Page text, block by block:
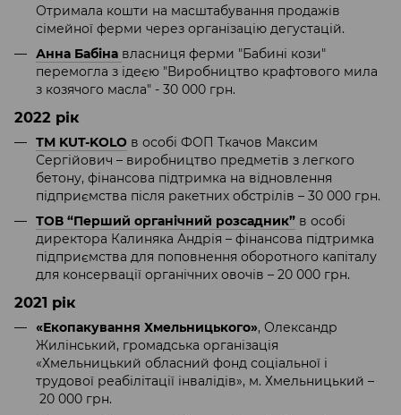
Отримала кошти на масштабування продажів
сімейної ферми через організацію дегустацій.
Анна Бабіна власниця ферми "Бабині кози"
перемогла з ідеєю "Виробництво крафтового мила
з козячого масла" - 30 000 грн.
2022 рік
ТМ KUT-KOLO в особі ФОП Ткачов Максим
Сергійович – виробництво предметів з легкого
бетону, фінансова підтримка на відновлення
підприємства після ракетних обстрілів – 30 000 грн.
ТОВ “Перший органічний розсадник” в особі
директора Калиняка Андрія – фінансова підтримка
підприємства для поповнення оборотного капіталу
для консервації органічних овочів – 20 000 грн.
2021 рік
«Екопакування Хмельницького», Олександр
Жилінський, громадська організація
«Хмельницький обласний фонд соціальної і
трудової реабілітації інвалідів», м. Хмельницький –
20 000 грн.